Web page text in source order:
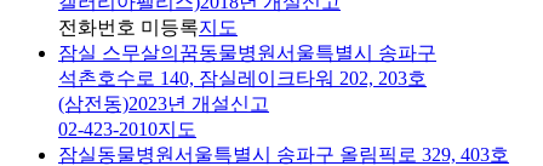
전화번호 미등록지도
잠실 스무살의꿈동물병원서울특별시 송파구
석촌호수로 140, 잠실레이크타워 202, 203호
(삼전동)2023년 개설신고
02-423-2010지도
잠실동물병원서울특별시 송파구 올림픽로 329, 403호